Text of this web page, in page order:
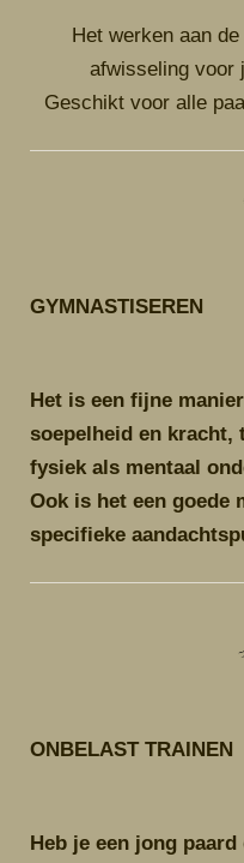
Het werken aan
afwisseling voor
Geschikt voor alle
GYMNASTISEREN
Het is een fijne
soepelheid en kracht,
fysiek als mentaal
Ook is het een goede
specifieke
ONBELAST TRAINEN
Heb je een jong